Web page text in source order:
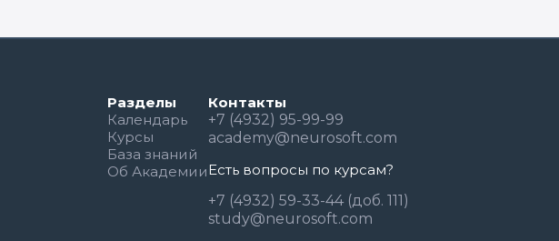
Контакты
+7 (4932) 95-99-99
academy@neurosoft.com
Есть вопросы по курсам?
+7 (4932) 59-33-44 (доб. 111)
study@neurosoft.com
Разделы
Календарь
Курсы
База знаний
Об Академии